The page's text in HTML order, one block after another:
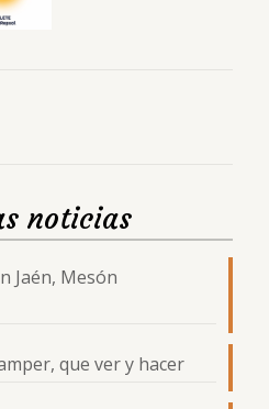
noticias
Jaén, Mesón
que ver y hacer